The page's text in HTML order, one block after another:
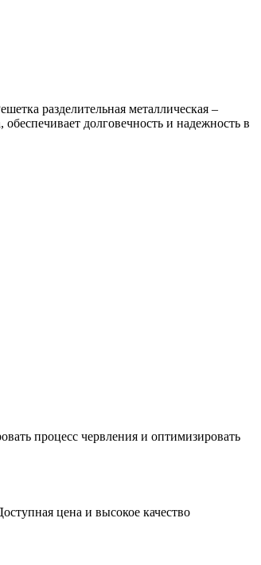
разделительная металлическая –
долговечность и надежность в
процесс червления и оптимизировать
цена и высокое качество